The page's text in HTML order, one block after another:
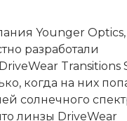
Younger Optics,
разработали
Transitions
когда на них
солнечного
линзы DriveWear